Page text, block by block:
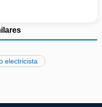
electricista